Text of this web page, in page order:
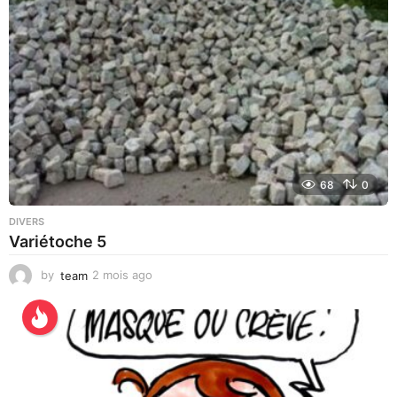
s
a
g
o
68 0
DIVERS
Variétoche 5
by team 2 mois ago
e
m
a
i
n
e